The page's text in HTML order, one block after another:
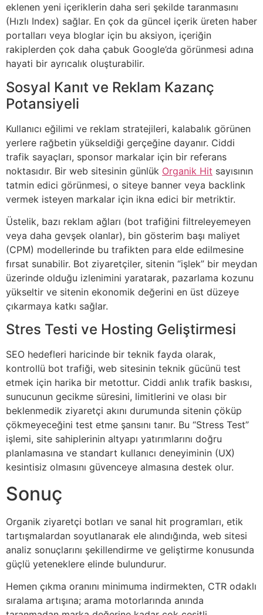
eklenen yeni içeriklerin daha seri şekilde taranmasını
(Hızlı Index) sağlar. En çok da güncel içerik üreten haber
portalları veya bloglar için bu aksiyon, içeriğin
rakiplerden çok daha çabuk Google’da görünmesi adına
hayati bir ayrıcalık oluşturabilir.
Sosyal Kanıt ve Reklam Kazanç
Potansiyeli
Kullanıcı eğilimi ve reklam stratejileri, kalabalık görünen
yerlere rağbetin yükseldiği gerçeğine dayanır. Ciddi
trafik sayaçları, sponsor markalar için bir referans
noktasıdır. Bir web sitesinin günlük Organik Hit sayısının
tatmin edici görünmesi, o siteye banner veya backlink
vermek isteyen markalar için ikna edici bir metriktir.
Üstelik, bazı reklam ağları (bot trafiğini filtreleyemeyen
veya daha gevşek olanlar), bin gösterim başı maliyet
(CPM) modellerinde bu trafikten para elde edilmesine
fırsat sunabilir. Bot ziyaretçiler, sitenin “işlek” bir meydan
üzerinde olduğu izlenimini yaratarak, pazarlama kozunu
yükseltir ve sitenin ekonomik değerini en üst düzeye
çıkarmaya katkı sağlar.
Stres Testi ve Hosting Geliştirmesi
SEO hedefleri haricinde bir teknik fayda olarak,
kontrollü bot trafiği, web sitesinin teknik gücünü test
etmek için harika bir metottur. Ciddi anlık trafik baskısı,
sunucunun gecikme süresini, limitlerini ve olası bir
beklenmedik ziyaretçi akını durumunda sitenin çöküp
çökmeyeceğini test etme şansını tanır. Bu “Stress Test”
işlemi, site sahiplerinin altyapı yatırımlarını doğru
planlamasına ve standart kullanıcı deneyiminin (UX)
kesintisiz olmasını güvenceye almasına destek olur.
Sonuç
Organik ziyaretçi botları ve sanal hit programları, etik
tartışmalardan soyutlanarak ele alındığında, web sitesi
analiz sonuçlarını şekillendirme ve geliştirme konusunda
güçlü yeteneklere elinde bulundurur.
Hemen çıkma oranını minimuma indirmekten, CTR odaklı
sıralama artışına; arama motorlarında anında